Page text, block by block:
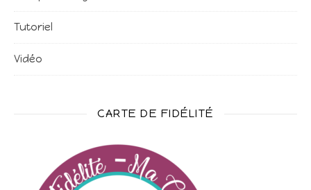
Tutoriel
Vidéo
CARTE DE FIDÉLITÉ